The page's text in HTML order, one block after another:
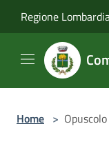
Regione
Home >